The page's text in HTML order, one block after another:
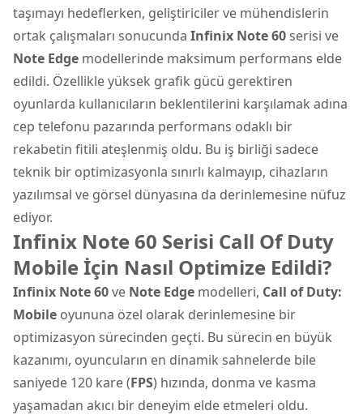
taşımayı hedeflerken, geliştiriciler ve mühendislerin
ortak çalışmaları sonucunda Infinix Note 60serisi ve
Note Edge modellerinde maksimum performans elde
edildi. Özellikle yüksek grafik gücü gerektiren
oyunlarda kullanıcıların beklentilerini karşılamak adına
cep telefonu pazarında performans odaklı bir
rekabetin fitili ateşlenmiş oldu. Bu iş birliği sadece
teknik bir optimizasyonla sınırlı kalmayıp, cihazların
yazılımsal ve görsel dünyasına da derinlemesine nüfuz
ediyor.
Infinix Note 60 Serisi Call Of Duty
Mobile İçin Nasıl Optimize Edildi?
Infinix Note 60ve Note Edge modelleri, Call of Duty:
Mobile oyununa özel olarak derinlemesine bir
optimizasyon sürecinden geçti. Bu sürecin en büyük
kazanımı, oyuncuların en dinamik sahnelerde bile
saniyede 120 kare (FPS) hızında, donma ve kasma
yaşamadan akıcı bir deneyim elde etmeleri oldu.